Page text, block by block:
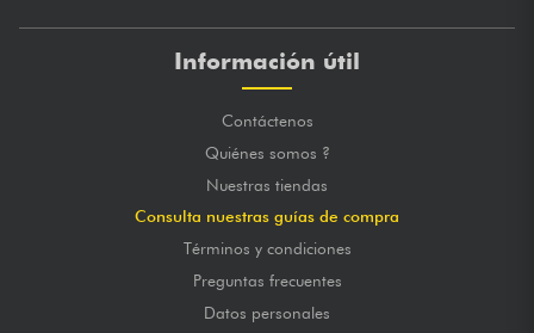
Información útil
Contáctenos
Quiénes somos ?
Nuestras tiendas
Consulta nuestras guías de compra
Términos y condiciones
Preguntas frecuentes
Datos personales